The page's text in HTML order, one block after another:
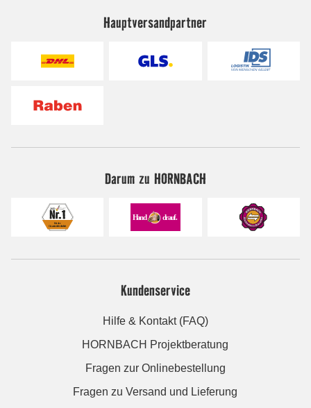
Hauptversandpartner
Darum zu HORNBACH
Kundenservice
Hilfe & Kontakt (FAQ)
HORNBACH Projektberatung
Fragen zur Onlinebestellung
Fragen zu Versand und Lieferung